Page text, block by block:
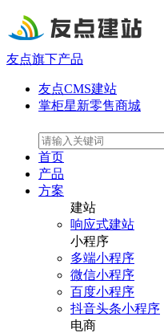
友点旗下产品
友点CMS建站
掌柜星新零售商城
首页
产品
方案
建站
响应式建站
小程序
多端小程序
微信小程序
百度小程序
抖音头条小程序
电商